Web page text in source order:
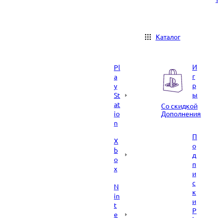
Каталог
Pl
a
y
St
at
io
n
X
b
o
x
N
in
t
e
И
г
р
ы
Со скидкой
Дополнения
П
о
д
п
и
с
к
и
P